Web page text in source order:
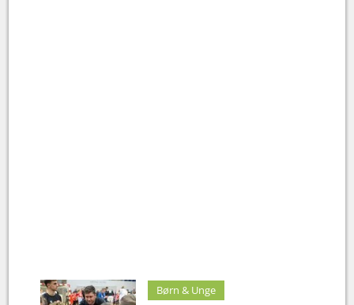
Børn & Unge